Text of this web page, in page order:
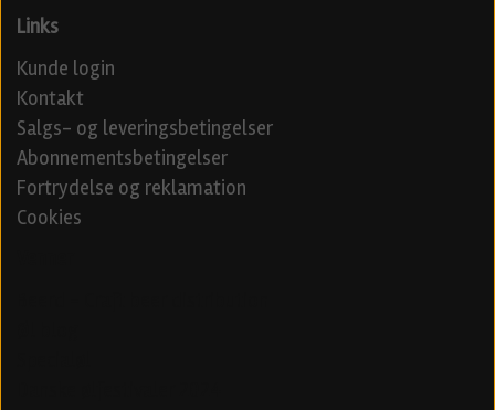
Links
Kunde login
Kontakt
Salgs- og leveringsbetingelser
Abonnementsbetingelser
Fortrydelse og reklamation
Cookies